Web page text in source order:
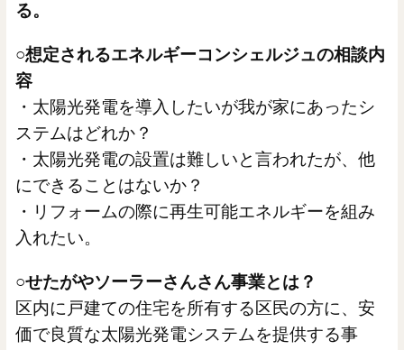
る。
○想定されるエネルギーコンシェルジュの相談内
容
・太陽光発電を導入したいが我が家にあったシ
ステムはどれか？
・太陽光発電の設置は難しいと言われたが、他
にできることはないか？
・リフォームの際に再生可能エネルギーを組み
入れたい。
○せたがやソーラーさんさん事業とは？
区内に戸建ての住宅を所有する区民の方に、安
価で良質な太陽光発電システムを提供する事